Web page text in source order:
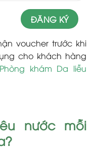
voucher trước khi
cho khách hàng
Phòng khám Da liễu
nước mỗi